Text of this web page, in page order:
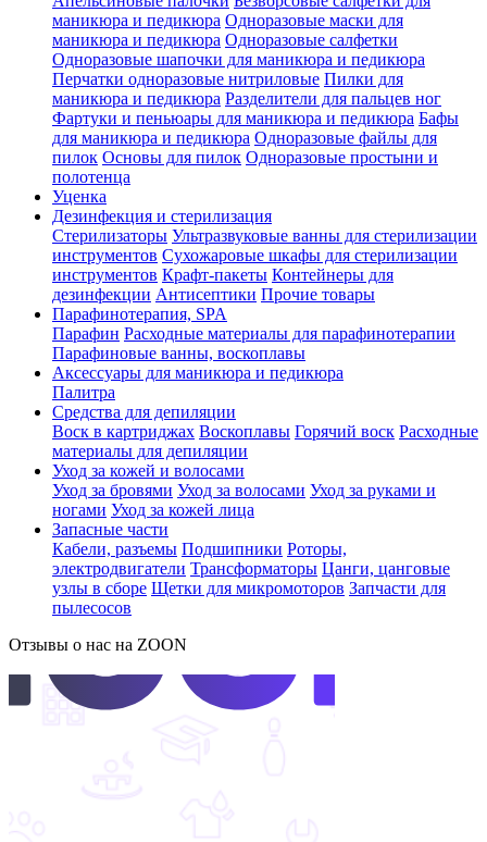
маникюра и педикюра Одноразовые маски для
маникюра и педикюра Одноразовые салфетки
Одноразовые шапочки для маникюра и педикюра
Перчатки одноразовые нитриловые Пилки для
маникюра и педикюра Разделители для пальцев ног
Фартуки и пеньюары для маникюра и педикюра Бафы
для маникюра и педикюра Одноразовые файлы для
пилок Основы для пилок Одноразовые простыни и
полотенца
Уценка
Дезинфекция и стерилизация
Стерилизаторы Ультразвуковые ванны для стерилизации
инструментов Сухожаровые шкафы для стерилизации
инструментов Крафт-пакеты Контейнеры для
дезинфекции Антисептики Прочие товары
Парафинотерапия, SPA
Парафин Расходные материалы для парафинотерапии
Парафиновые ванны, воскоплавы
Аксессуары для маникюра и педикюра
Палитра
Средства для депиляции
Воск в картриджах Воскоплавы Горячий воск Расходные
материалы для депиляции
Уход за кожей и волосами
Уход за бровями Уход за волосами Уход за руками и
ногами Уход за кожей лица
Запасные части
Кабели, разъемы Подшипники Роторы,
электродвигатели Трансформаторы Цанги, цанговые
узлы в сборе Щетки для микромоторов Запчасти для
пылесосов
Отзывы о нас на ZOON